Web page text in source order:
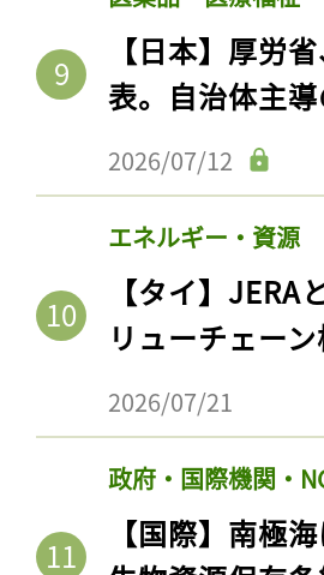
【日本】厚労
表。自治体主
2026/07/12
エネルギー・資源
【タイ】
リューチェー
2026/07/21
政府・国際機関・
【国際】南極